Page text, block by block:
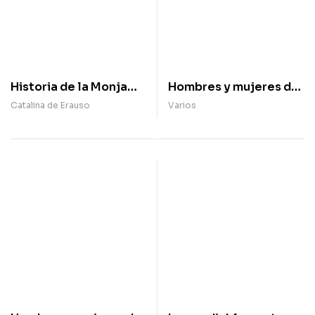
Historia de la Monja
Alférez, escrita por
Catalina de Erauso
Hombres y mujeres del
Romanticismo en
escogidos (1)
Varios